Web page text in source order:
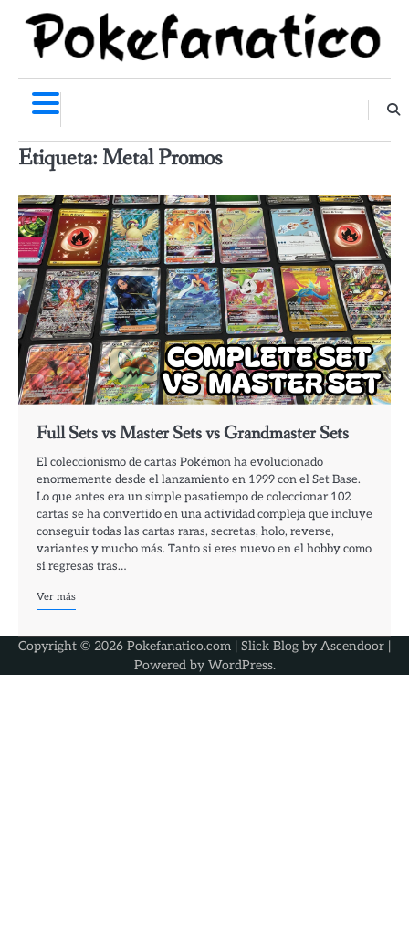
content
Etiqueta: Metal Promos
Full Sets vs Master Sets vs Grandmaster Sets
El coleccionismo de cartas Pokémon ha evolucionado
enormemente desde el lanzamiento en 1999 con el Set Base.
Lo que antes era un simple pasatiempo de coleccionar 102
cartas se ha convertido en una actividad compleja que incluye
conseguir todas las cartas raras, secretas, holo, reverse,
variantes y mucho más. Tanto si eres nuevo en el hobby como
si regresas tras…
Ver más
Copyright © 2026 Pokefanatico.com | Slick Blog by Ascendoor |
Powered by WordPress.